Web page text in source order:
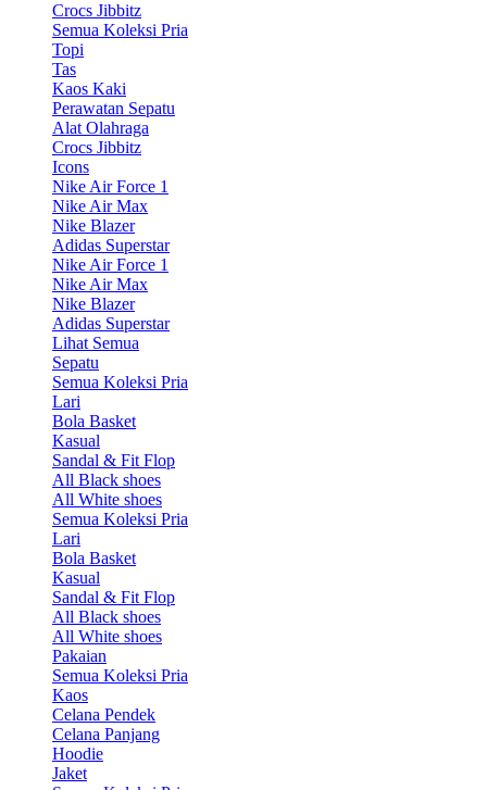
Crocs Jibbitz
Semua Koleksi Pria
Topi
Tas
Kaos Kaki
Perawatan Sepatu
Alat Olahraga
Crocs Jibbitz
Icons
Nike Air Force 1
Nike Air Max
Nike Blazer
Adidas Superstar
Nike Air Force 1
Nike Air Max
Nike Blazer
Adidas Superstar
Lihat Semua
Sepatu
Semua Koleksi Pria
Lari
Bola Basket
Kasual
Sandal & Fit Flop
All Black shoes
All White shoes
Semua Koleksi Pria
Lari
Bola Basket
Kasual
Sandal & Fit Flop
All Black shoes
All White shoes
Pakaian
Semua Koleksi Pria
Kaos
Celana Pendek
Celana Panjang
Hoodie
Jaket